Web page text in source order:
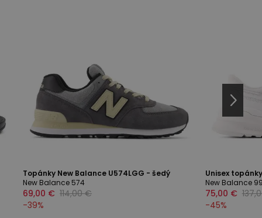
Topánky New Balance U574LGG - šedý
New Balance 574
69,00 € 114,00 €
-39%
Unisex
New Balance
75,00 €
-45%